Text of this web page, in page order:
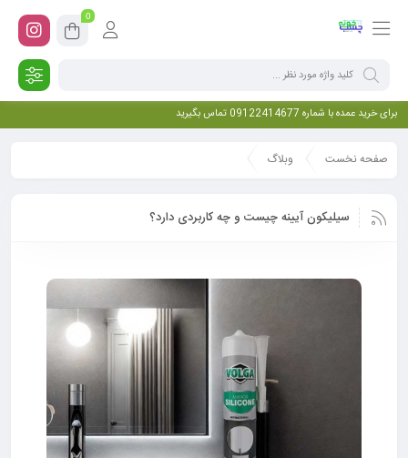
0
برای خرید عمده با شماره 09122414677 تماس بگیرید
صفحه نخست وبلاگ
سیلیکون آیینه چیست و چه کاربردی دارد؟